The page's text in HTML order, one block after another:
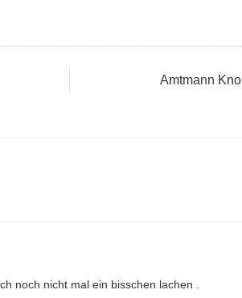
Amtmann
noch nicht mal ein bisschen lachen .